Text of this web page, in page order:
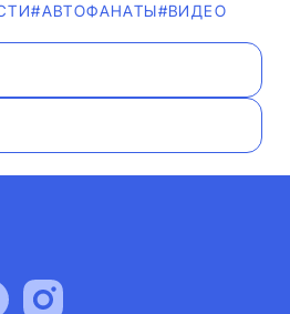
#AВТОФАНАТЫ#ВИДЕО